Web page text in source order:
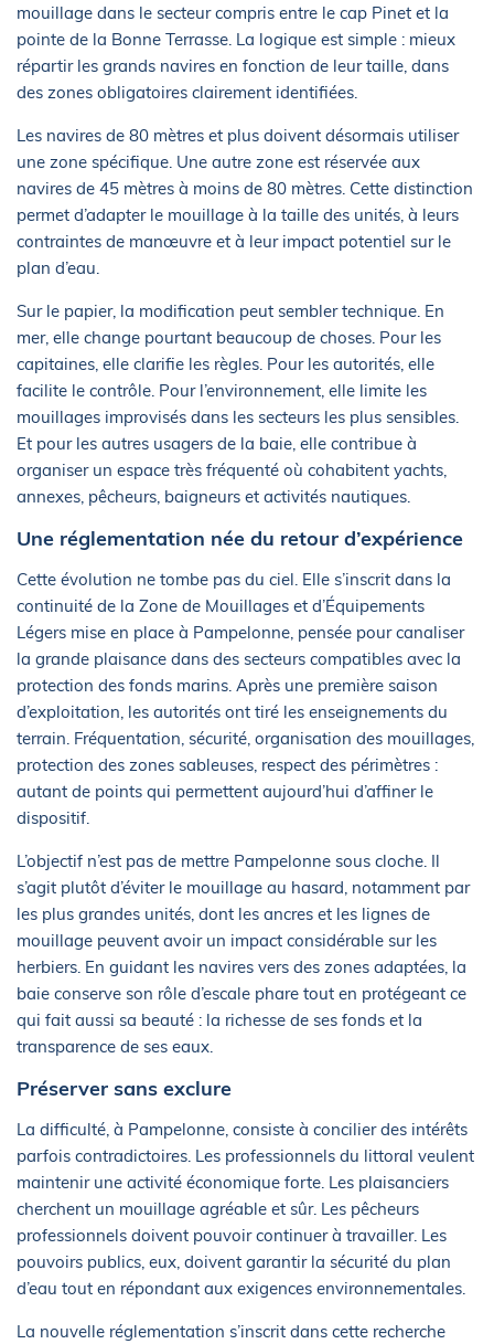
mouillage dans le secteur compris entre le cap Pinet et la
pointe de la Bonne Terrasse. La logique est simple : mieux
répartir les grands navires en fonction de leur taille, dans
des zones obligatoires clairement identifiées.
Les navires de 80 mètres et plus doivent désormais utiliser
une zone spécifique. Une autre zone est réservée aux
navires de 45 mètres à moins de 80 mètres. Cette distinction
permet d’adapter le mouillage à la taille des unités, à leurs
contraintes de manœuvre et à leur impact potentiel sur le
plan d’eau.
Sur le papier, la modification peut sembler technique. En
mer, elle change pourtant beaucoup de choses. Pour les
capitaines, elle clarifie les règles. Pour les autorités, elle
facilite le contrôle. Pour l’environnement, elle limite les
mouillages improvisés dans les secteurs les plus sensibles.
Et pour les autres usagers de la baie, elle contribue à
organiser un espace très fréquenté où cohabitent yachts,
annexes, pêcheurs, baigneurs et activités nautiques.
Une réglementation née du retour d’expérience
Cette évolution ne tombe pas du ciel. Elle s’inscrit dans la
continuité de la Zone de Mouillages et d’Équipements
Légers mise en place à Pampelonne, pensée pour canaliser
la grande plaisance dans des secteurs compatibles avec la
protection des fonds marins. Après une première saison
d’exploitation, les autorités ont tiré les enseignements du
terrain. Fréquentation, sécurité, organisation des mouillages,
protection des zones sableuses, respect des périmètres :
autant de points qui permettent aujourd’hui d’affiner le
dispositif.
L’objectif n’est pas de mettre Pampelonne sous cloche. Il
s’agit plutôt d’éviter le mouillage au hasard, notamment par
les plus grandes unités, dont les ancres et les lignes de
mouillage peuvent avoir un impact considérable sur les
herbiers. En guidant les navires vers des zones adaptées, la
baie conserve son rôle d’escale phare tout en protégeant ce
qui fait aussi sa beauté : la richesse de ses fonds et la
transparence de ses eaux.
Préserver sans exclure
La difficulté, à Pampelonne, consiste à concilier des intérêts
parfois contradictoires. Les professionnels du littoral veulent
maintenir une activité économique forte. Les plaisanciers
cherchent un mouillage agréable et sûr. Les pêcheurs
professionnels doivent pouvoir continuer à travailler. Les
pouvoirs publics, eux, doivent garantir la sécurité du plan
d’eau tout en répondant aux exigences environnementales.
La nouvelle réglementation s’inscrit dans cette recherche